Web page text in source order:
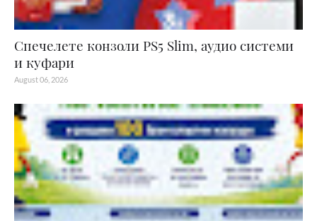
Спечелете конзоли PS5 Slim, аудио системи
и куфари
August 06, 2026